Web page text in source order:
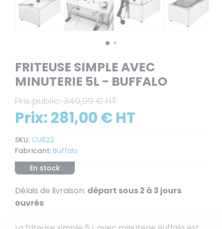
FRITEUSE SIMPLE AVEC
MINUTERIE 5L - BUFFALO
Prix public: 349,99 € HT
Prix:281,00 € HT
SKU: CU622
Fabricant: Buffalo
En stock
Délais de livraison: départ sous 2 à 3 jours
ouvrés